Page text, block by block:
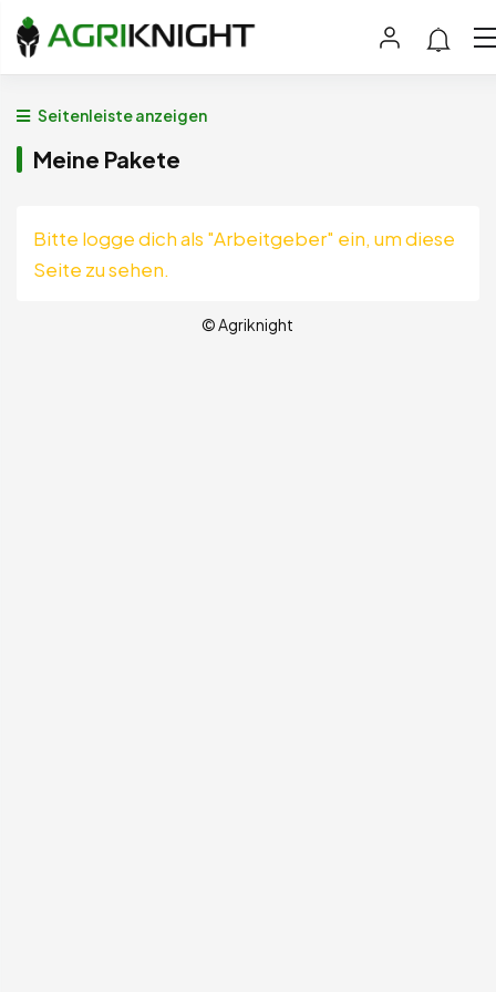
Seitenleiste anzeigen
Meine Pakete
Bitte logge dich als "Arbeitgeber" ein, um diese
Seite zu sehen.
© Agriknight